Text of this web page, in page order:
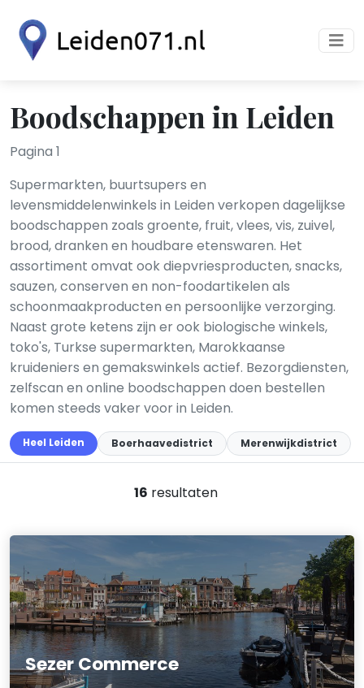
Boodschappen in Leiden
Pagina 1
Supermarkten, buurtsupers en
levensmiddelenwinkels in Leiden verkopen dagelijkse
boodschappen zoals groente, fruit, vlees, vis, zuivel,
brood, dranken en houdbare etenswaren. Het
assortiment omvat ook diepvriesproducten, snacks,
sauzen, conserven en non-foodartikelen als
schoonmaakproducten en persoonlijke verzorging.
Naast grote ketens zijn er ook biologische winkels,
toko's, Turkse supermarkten, Marokkaanse
kruideniers en gemakswinkels actief. Bezorgdiensten,
zelfscan en online boodschappen doen bestellen
komen steeds vaker voor in Leiden.
Heel Leiden Boerhaavedistrict Merenwijkdistrict
16 resultaten
Sezer Commerce